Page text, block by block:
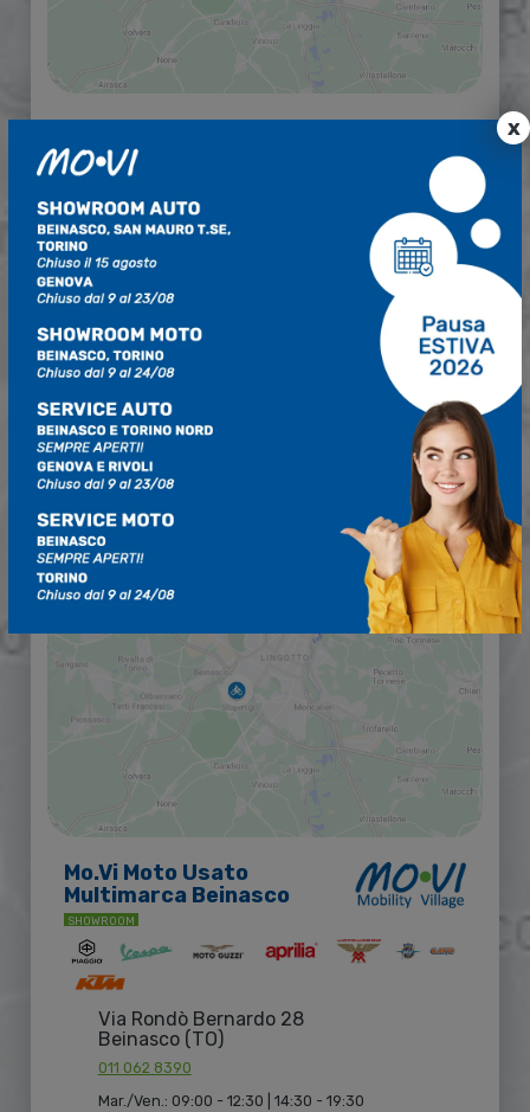
SHOWROOM
Beinasco (TO)
011 062 8390
Mar. - Ven.: 09:00 - 12:30 | 14:30 - 19:00
Sabato 09:00 - 12:30 | 15:00 - 19:00
Chiuso Lunedì e Domenica.
Chiuso dal 09 al 24 agosto 2026
Mo.Vi Moto Usato
Multimarca Beinasco
SHOWROOM
Via Rondò Bernardo 28
Beinasco (TO)
011 062 8390
Mar./Ven.: 09:00 - 12:30 | 14:30 - 19:30
x